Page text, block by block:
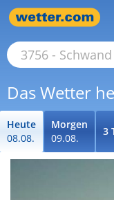
Das Wetter
Heute
08.08.
Morgen
09.08.
3